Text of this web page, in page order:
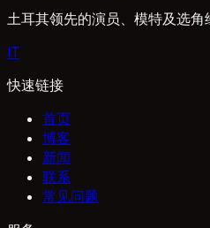
土耳其领先的演员、模特及选角
IT
快速链接
首页
博客
新闻
联系
常见问题